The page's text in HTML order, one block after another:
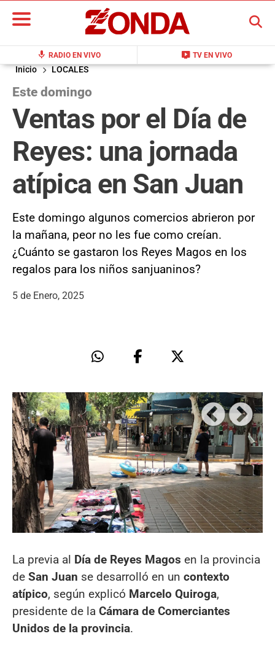
mic RADIO EN VIVO live_tv TV EN VIVO
BUSCAR
Inicio LOCALES
Este domingo
Ventas por el Día de
Reyes: una jornada
atípica en San Juan
Este domingo algunos comercios abrieron por
la mañana, peor no les fue como creían.
¿Cuánto se gastaron los Reyes Magos en los
regalos para los niños sanjuaninos?
5 de Enero, 2025
La previa al Día de Reyes Magos en la provincia
de San Juan se desarrolló en un contexto
atípico, según explicó Marcelo Quiroga,
presidente de la Cámara de Comerciantes
Unidos de la provincia.